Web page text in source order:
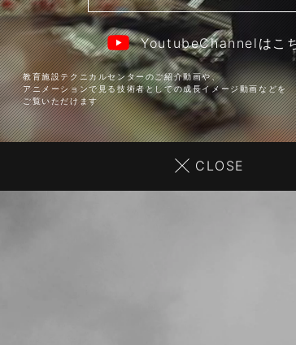
YoutubeChannelはこ
教育施設テクニカルセンターのご紹介動画や、
アニメーションで見る技術者としての成長イメージ動画などを
ご覧いただけます
CLOSE